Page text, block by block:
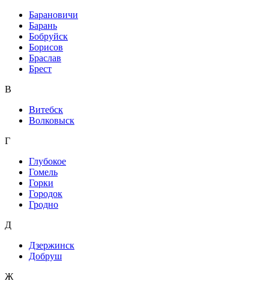
Барановичи
Барань
Бобруйск
Борисов
Браслав
Брест
В
Витебск
Волковыск
Г
Глубокое
Гомель
Горки
Городок
Гродно
Д
Дзержинск
Добруш
Ж